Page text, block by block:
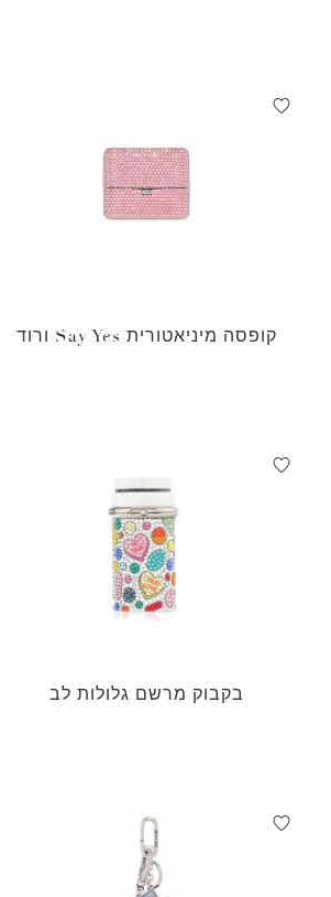
קופסה מיניאטורית Say Yes ורוד
בקבוק מרשם גלולות לב